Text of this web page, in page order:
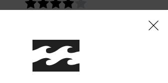
Tamanho